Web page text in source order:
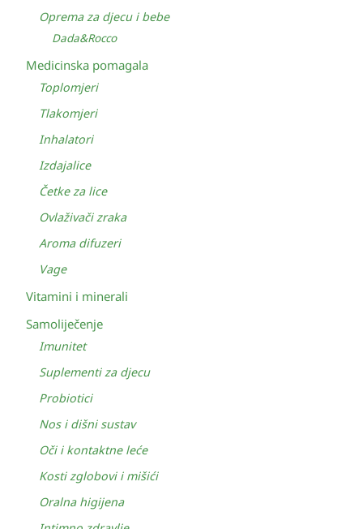
Oprema za djecu i bebe
Dada&Rocco
Medicinska pomagala
Toplomjeri
Tlakomjeri
Inhalatori
Izdajalice
Četke za lice
Ovlaživači zraka
Aroma difuzeri
Vage
Vitamini i minerali
Samoliječenje
Imunitet
Suplementi za djecu
Probiotici
Nos i dišni sustav
Oči i kontaktne leće
Kosti zglobovi i mišići
Oralna higijena